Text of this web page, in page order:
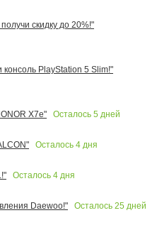
скидку до 20%!"
PlayStation 5 Slim!"
X7e"
Осталось 5 дней
Осталось 4 дня
Осталось 4 дня
Daewoo!"
Осталось 25 дней